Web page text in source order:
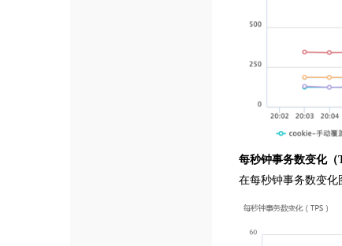
每秒钟事务数变化（
在每秒钟事务数变化